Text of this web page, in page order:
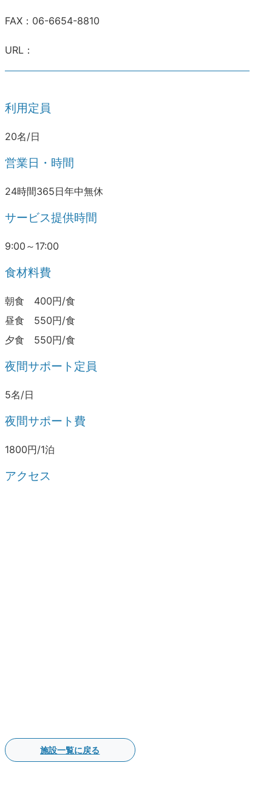
FAX：06-6654-8810
URL：
利用定員
20名/日
営業日・時間
24時間365日年中無休
サービス提供時間
9:00～17:00
食材料費
朝食 400円/食
昼食 550円/食
夕食 550円/食
夜間サポート定員
5名/日
夜間サポート費
1800円/1泊
アクセス
施設一覧に戻る